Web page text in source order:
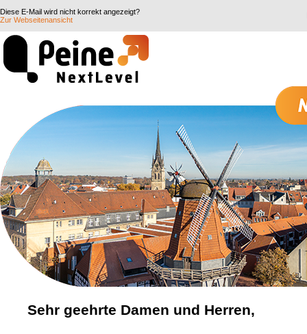
Diese E-Mail wird nicht korrekt angezeigt?
Zur Webseitenansicht
Sehr geehrte Damen und Herren,